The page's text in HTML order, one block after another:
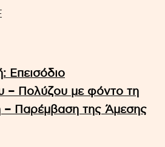
Επεισόδιο
– Πολύζου με φόντο τη
– Παρέμβαση της Άμεσης